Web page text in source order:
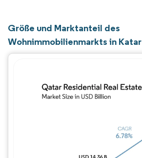
Größe und Marktanteil des
Wohnimmobilienmarkts in Katar